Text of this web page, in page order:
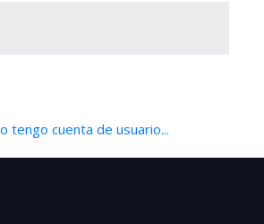
tengo cuenta de usuario...